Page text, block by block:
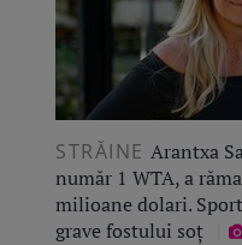
STRĂINE Arantxa
număr 1 WTA, a
milioane dolari.
grave fostului soț